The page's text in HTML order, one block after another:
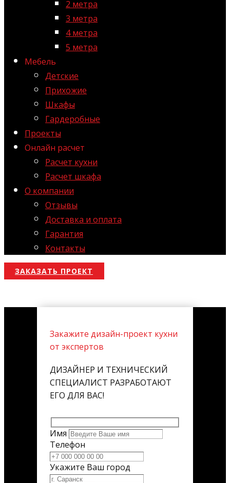
2 метра
3 метра
4 метра
5 метра
Мебель
Детские
Прихожие
Шкафы
Гардеробные
Проекты
Онлайн расчет
Расчет кухни
Расчет шкафа
О компании
Отзывы
Доставка и оплата
Гарантия
Контакты
ЗАКАЗАТЬ ПРОЕКТ
Закажите дизайн-проект кухни
от экспертов
ДИЗАЙНЕР И ТЕХНИЧЕСКИЙ
СПЕЦИАЛИСТ РАЗРАБОТАЮТ
ЕГО ДЛЯ ВАС!
Имя
Телефон
Укажите Ваш город